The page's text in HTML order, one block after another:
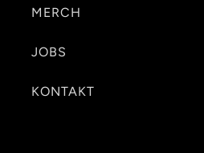
MERCH
JOBS
KONTAKT